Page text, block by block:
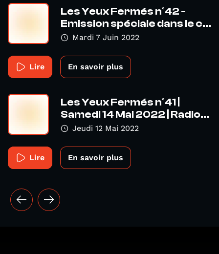
Les Yeux Fermés n°42 -
Emission spéciale dans le c...
Mardi 7 Juin 2022
Lire En savoir plus
Les Yeux Fermés n°41 |
Samedi 14 Mai 2022 | Radio...
Jeudi 12 Mai 2022
Lire En savoir plus